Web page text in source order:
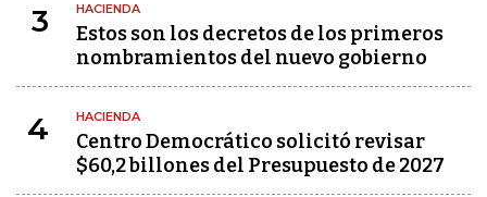
3 HACIENDA
Estos son los decretos de los primeros
nombramientos del nuevo gobierno
4 HACIENDA
Centro Democrático solicitó revisar
$60,2 billones del Presupuesto de 2027